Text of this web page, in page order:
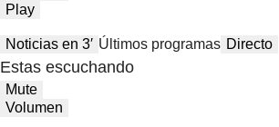
Play
Noticias en 3′ Últimos programas Directo
Estas escuchando
Mute
Volumen